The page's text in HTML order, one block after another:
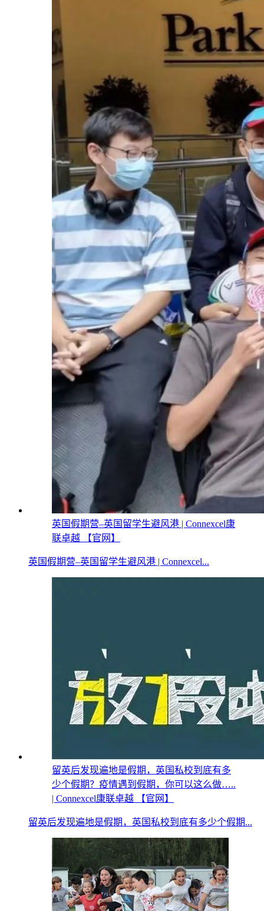
英国假期营–英国留学生避风港 | Connexcel康
联卓越 【官网】
英国假期营–英国留学生避风港 | Connexcel...
留英后发现遍地是假期，英国私校到底有多
少个假期？疫情遇到假期，你可以这么做…..
| Connexcel康联卓越 【官网】
留英后发现遍地是假期，英国私校到底有多少个假期...